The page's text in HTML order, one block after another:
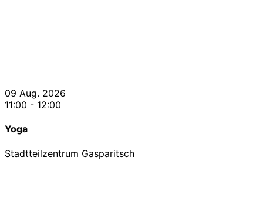
09 Aug. 2026
11:00 - 12:00
Yoga
Stadtteilzentrum Gasparitsch